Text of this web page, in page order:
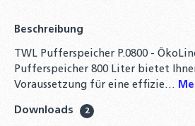
Beschreibung
TWL Pufferspeicher P.0800 -
Pufferspeicher 800 Liter bietet
Voraussetzung für eine effizie…
Downloads 2